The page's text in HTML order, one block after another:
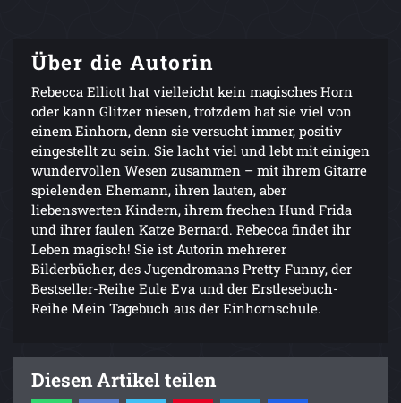
Über die Autorin
Rebecca Elliott hat vielleicht kein magisches Horn
oder kann Glitzer niesen, trotzdem hat sie viel von
einem Einhorn, denn sie versucht immer, positiv
eingestellt zu sein. Sie lacht viel und lebt mit einigen
wundervollen Wesen zusammen – mit ihrem Gitarre
spielenden Ehemann, ihren lauten, aber
liebenswerten Kindern, ihrem frechen Hund Frida
und ihrer faulen Katze Bernard. Rebecca findet ihr
Leben magisch! Sie ist Autorin mehrerer
Bilderbücher, des Jugendromans Pretty Funny, der
Bestseller-Reihe Eule Eva und der Erstlesebuch-
Reihe Mein Tagebuch aus der Einhornschule.
Diesen Artikel teilen